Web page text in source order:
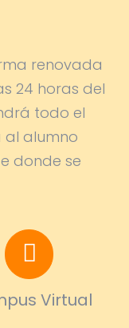
renovada
24 horas del
todo el
al alumno
donde se
Virtual